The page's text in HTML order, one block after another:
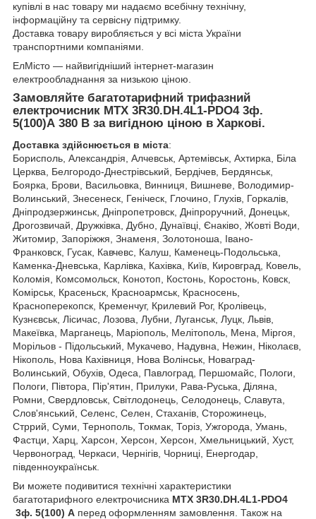
купівлі в нас товару ми надаємо всебічну технічну,
інформаційну та сервісну підтримку.
Доставка товару виробляється у всі міста України
транспортними компаніями.
ЕлМісто — найвигідніший інтернет-магазин
електрообладнання за низькою ціною.
Замовляйте багатотарифний трифазний
електрочисник MTX 3R30.DH.4L1-PDO4​ 3ф.
5(100)А 380 В за вигідною ціною в Харкові.
Доставка здійснюється в міста:
Борисполь, Александрія, Алчевськ, Артемівськ, Ахтирка, Біла
Церква, Белгородо-Днестрівський, Бердічев, Бердянськ,
Боярка, Брови, Васильовка, Винниця, Вишневе, Володимир-
Волинський, Знесенеск, Геніческ, Глочино, Глухів, Горкалів,
Дніпродзержинськ, Дніпропетровск, Дніпроручний, Донецьк,
Дрогозвичай, Дружківка, Дубно, Дунаївці, Єнаківо, Жовті Води,
Житомир, Запоріжжя, Знаменя, Золотоноша, Івано-
Франковск, Гусак, Кавчевс, Калуш, Каменець-Подольська,
Каменка-Дневська, Карлівка, Кахівка, Київ, Кировград, Ковель,
Коломія, Комсомольск, Конотоп, Костонь, Коростонь, Ковск,
Комірськ, Красеньск, Красноармськ, Красносень,
Красноперекопск, Кременчуг, Крилевий Рог, Кролівець,
Кузнєвськ, Лісичас, Лозова, Лубни, Луганськ, Луцк, Львів,
Макеївка, Марганець, Маріополь, Мелітополь, Мена, Міргоя,
Морільов - Підольський, Мукачево, Надувна, Нежин, Ніколаєв,
Нікополь, Нова Кахівниця, Нова Волінськ, Новаград-
Волинський, Обухів, Одеса, Павлоград, Першомайс, Пологи,
Пологи, Півтора, Пір'ятин, Прилуки, Рава-Руська, Діляна,
Ромни, Свердловськ, Світлодонець, Селодонець, Славута,
Слов'янський, Селенс, Селен, Стаханів, Сторожинець,
Стррий, Суми, Тернополь, Токмак, Торіз, Ужгорода, Умань,
Фастци, Харц, Харсон, Херсон, Херсон, Хмельницький, Хуст,
Червоноград, Черкаси, Чернігів, Чорниці, Енергодар,
південноукраїнськ.
Ви можете подивитися технічні характеристики
багатотарифного електрочисника MTX 3R30.DH.4L1-PDO4
3ф. 5(100) А перед оформленням замовлення. Також на